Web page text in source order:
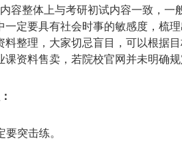
容整体上与考研初试内容一致，
一定要具有社会时事的敏感度，梳
料整理，大家切忌盲目，可以根据
课资料售卖，若院校官网并未明确
突击练。